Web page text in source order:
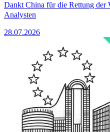
Dankt China für die Rettung der
Analysten
28.07.2026